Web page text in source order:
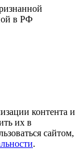
в РФ
контента и
их в
сайтом,
.